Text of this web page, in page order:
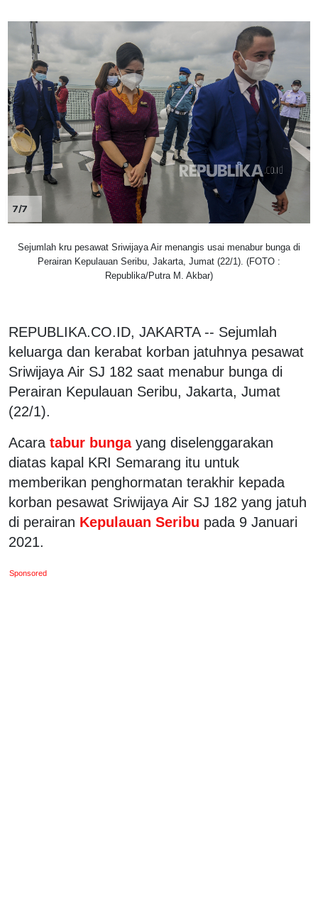
7/7
Sejumlah kru pesawat Sriwijaya Air menangis usai menabur bunga di
Perairan Kepulauan Seribu, Jakarta, Jumat (22/1). (FOTO :
Republika/Putra M. Akbar)
REPUBLIKA.CO.ID, JAKARTA -- Sejumlah
keluarga dan kerabat korban jatuhnya pesawat
Sriwijaya Air SJ 182 saat menabur bunga di
Perairan Kepulauan Seribu, Jakarta, Jumat
(22/1).
Acaratabur bunga yang diselenggarakan
diatas kapal KRI Semarang itu untuk
memberikan penghormatan terakhir kepada
korban pesawat Sriwijaya Air SJ 182 yang jatuh
di perairan Kepulauan Seribu pada 9 Januari
2021.
Sponsored